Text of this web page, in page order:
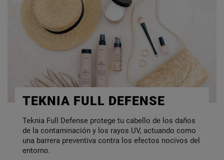
TEKNIA FULL DEFENSE
Teknia Full Defense protege tu cabello de los daños
de la contaminación y los rayos UV, actuando como
una barrera preventiva contra los efectos nocivos del
entorno.